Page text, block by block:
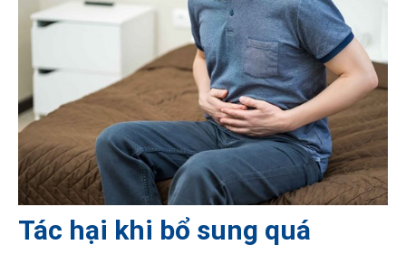
Tác hại khi bổ sung quá